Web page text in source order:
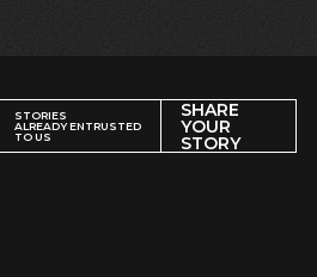
STORIES
ALREADY ENTRUSTED
TO US
SHARE
YOUR
STORY